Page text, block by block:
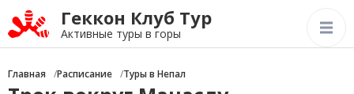
Геккон Клуб Тур
Активные туры в горы
Главная Расписание Туры в Непал